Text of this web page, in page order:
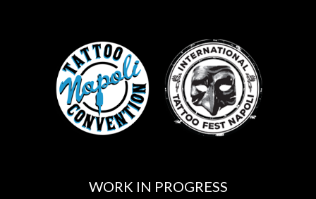
WORK IN PROGRESS